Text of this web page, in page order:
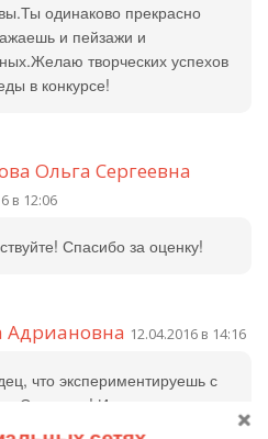
одинаково прекрасно
и пейзажи и
творческих успехов
в конкурсе!
Ольга Сергеевна
в 12:06
Спасибо за оценку!
Адриановна 12.04.2016 в 14:16
что экспериментируешь с
Светлана! Из
работ мне